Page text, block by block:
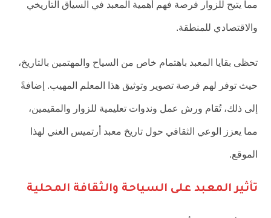
مما يتيح للزوار فرصة فهم أهمية المعبد في السياق التاريخي
والاقتصادي للمنطقة.
تحظى بقايا المعبد باهتمام خاص من السياح والمهتمين بالتاريخ،
حيث توفر لهم فرصة تصوير وتوثيق هذا المعلم المهيب. إضافةً
إلى ذلك، تُقام ورش عمل وندوات تعليمية للزوار والمقيمين،
مما يعزز الوعي الثقافي حول تاريخ معبد أرتميس الغني لهذا
الموقع.
تأثير المعبد على السياحة والثقافة المحلية